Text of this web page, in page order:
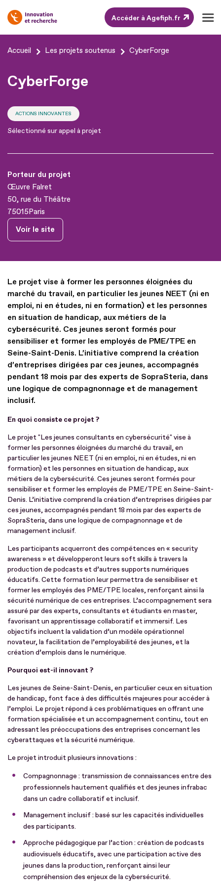
Aller
contenu
pied
de
Accéder à Agefiph.fr
Accueil Les projets soutenus CyberForge
CyberForge
ACTIONS INNOVANTES
Sélectionné sur appel à projet
Porteur du projet
Œuvre Falret
50, rue du Théâtre
75015Paris
Voir le site
Le projet vise à former les personnes éloignées du
marché du travail, en particulier les jeunes NEET (ni en
emploi, ni en études, ni en formation) et les personnes
en situation de handicap, aux métiers de la
cybersécurité. Ces jeunes seront formés pour
sensibiliser et former les employés de PME/TPE en
Seine-Saint-Denis. L’initiative comprend la création
d’entreprises dirigées par ces jeunes, accompagnés
pendant 18 mois par des experts de SopraSteria, dans
une logique de compagnonnage et de management
inclusif.
En quoi consiste ce projet ?
Le projet "Les jeunes consultants en cybersécurité" vise à
former les personnes éloignées du marché du travail, en
particulier les jeunes NEET (ni en emploi, ni en études, ni en
formation) et les personnes en situation de handicap, aux
métiers de la cybersécurité. Ces jeunes seront formés pour
sensibiliser et former les employés de PME/TPE en Seine-Saint-
Denis. L’initiative comprend la création d’entreprises dirigées par
ces jeunes, accompagnés pendant 18 mois par des experts de
SopraSteria, dans une logique de compagnonnage et de
management inclusif.
Les participants acquerront des compétences en « security
awareness » et développeront leurs soft skills à travers la
production de podcasts et d’autres supports numériques
éducatifs. Cette formation leur permettra de sensibiliser et
former les employés des PME/TPE locales, renforçant ainsi la
sécurité numérique de ces entreprises. L’accompagnement sera
assuré par des experts, consultants et étudiants en master,
favorisant un apprentissage collaboratif et immersif. Les
objectifs incluent la validation d’un modèle opérationnel
novateur, la facilitation de l’employabilité des jeunes, et la
création d’emplois dans le numérique.
Pourquoi est-il innovant ?
Les jeunes de Seine-Saint-Denis, en particulier ceux en situation
de handicap, font face à des difficultés majeures pour accéder à
l’emploi. Le projet répond à ces problématiques en offrant une
formation spécialisée et un accompagnement continu, tout en
adressant les préoccupations des entreprises concernant les
cyberattaques et la sécurité numérique.
Le projet introduit plusieurs innovations :
Compagnonnage : transmission de connaissances entre des
professionnels hautement qualifiés et des jeunes infrabac
dans un cadre collaboratif et inclusif.
Management inclusif : basé sur les capacités individuelles
des participants.
Approche pédagogique par l’action : création de podcasts
audiovisuels éducatifs, avec une participation active des
jeunes dans la production, renforçant ainsi leur
compréhension des enjeux de la cybersécurité.